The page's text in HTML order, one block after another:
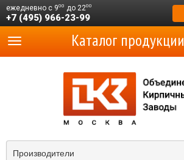
ежедневно с 900 до 2200
+7 (495) 966-23-99
Производители
Каталог продукции